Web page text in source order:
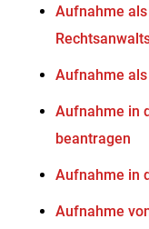
Aufnahme
Aufnahme
Aufnahme in
beantragen
Aufnahme in
Aufnahme